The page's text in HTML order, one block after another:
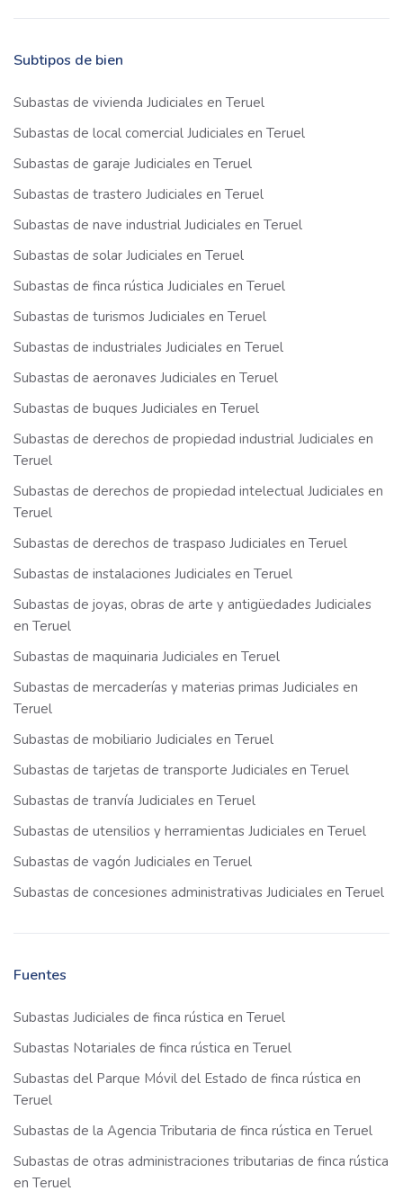
Subtipos de bien
Subastas de vivienda Judiciales en Teruel
Subastas de local comercial Judiciales en Teruel
Subastas de garaje Judiciales en Teruel
Subastas de trastero Judiciales en Teruel
Subastas de nave industrial Judiciales en Teruel
Subastas de solar Judiciales en Teruel
Subastas de finca rústica Judiciales en Teruel
Subastas de turismos Judiciales en Teruel
Subastas de industriales Judiciales en Teruel
Subastas de aeronaves Judiciales en Teruel
Subastas de buques Judiciales en Teruel
Subastas de derechos de propiedad industrial Judiciales en
Teruel
Subastas de derechos de propiedad intelectual Judiciales en
Teruel
Subastas de derechos de traspaso Judiciales en Teruel
Subastas de instalaciones Judiciales en Teruel
Subastas de joyas, obras de arte y antigüedades Judiciales
en Teruel
Subastas de maquinaria Judiciales en Teruel
Subastas de mercaderías y materias primas Judiciales en
Teruel
Subastas de mobiliario Judiciales en Teruel
Subastas de tarjetas de transporte Judiciales en Teruel
Subastas de tranvía Judiciales en Teruel
Subastas de utensilios y herramientas Judiciales en Teruel
Subastas de vagón Judiciales en Teruel
Subastas de concesiones administrativas Judiciales en Teruel
Fuentes
Subastas Judiciales de finca rústica en Teruel
Subastas Notariales de finca rústica en Teruel
Subastas del Parque Móvil del Estado de finca rústica en
Teruel
Subastas de la Agencia Tributaria de finca rústica en Teruel
Subastas de otras administraciones tributarias de finca rústica
en Teruel